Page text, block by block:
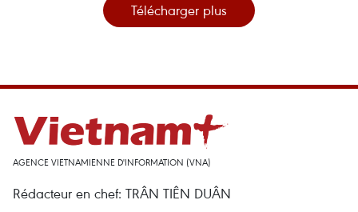
Télécharger plus
AGENCE VIETNAMIENNE D'INFORMATION (VNA)
Rédacteur en chef: TRÂN TIÊN DUÂN